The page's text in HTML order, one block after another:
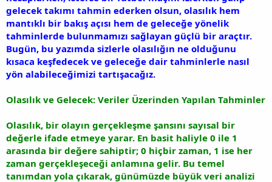
gelecek takımı tahmin ederken olsun, olasılık hem
mantıklı bir bakış açısı hem de geleceğe yönelik
tahminlerde bulunmamızı sağlayan güçlü bir araçtır.
Bugün, bu yazımda sizlerle olasılığın ne olduğunu
kısaca keşfedecek ve geleceğe dair tahminlerle nasıl
yön alabileceğimizi tartışacağız.
Olasılık ve Gelecek: Veriler Üzerinden Yapılan Tahminler
Olasılık, bir olayın gerçekleşme şansını sayısal bir
değerle ifade etmeye yarar. En basit haliyle 0 ile 1
arasında bir değere sahiptir; 0 hiçbir zaman, 1 ise her
zaman gerçekleşeceği anlamına gelir. Bu temel
tanımdan yola çıkarak, günümüzde büyük veri analizi